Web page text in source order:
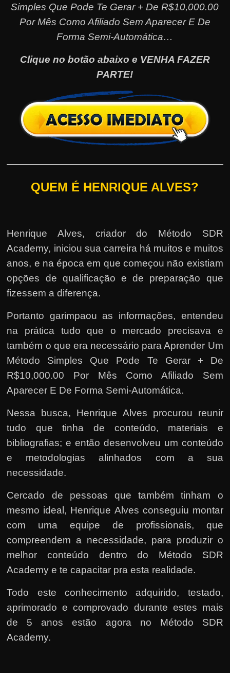
Simples Que Pode Te Gerar + De R$10,000.00
Por Mês Como Afiliado Sem Aparecer E De
Forma Semi-Automática…
Clique no botão abaixo e VENHA FAZER
PARTE!
QUEM É HENRIQUE ALVES?
Henrique Alves, criador do Método SDR
Academy, iniciou sua carreira há muitos e muitos
anos, e na época em que começou não existiam
opções de qualificação e de preparação que
fizessem a diferença.
Portanto garimpaou as informações, entendeu
na prática tudo que o mercado precisava e
também o que era necessário para Aprender Um
Método Simples Que Pode Te Gerar + De
R$10,000.00 Por Mês Como Afiliado Sem
Aparecer E De Forma Semi-Automática.
Nessa busca, Henrique Alves procurou reunir
tudo que tinha de conteúdo, materiais e
bibliografias; e então desenvolveu um conteúdo
e metodologias alinhados com a sua
necessidade.
Cercado de pessoas que também tinham o
mesmo ideal, Henrique Alves conseguiu montar
com uma equipe de profissionais, que
compreendem a necessidade, para produzir o
melhor conteúdo dentro do Método SDR
Academy e te capacitar pra esta realidade.
Todo este conhecimento adquirido, testado,
aprimorado e comprovado durante estes mais
de 5 anos estão agora no Método SDR
Academy.